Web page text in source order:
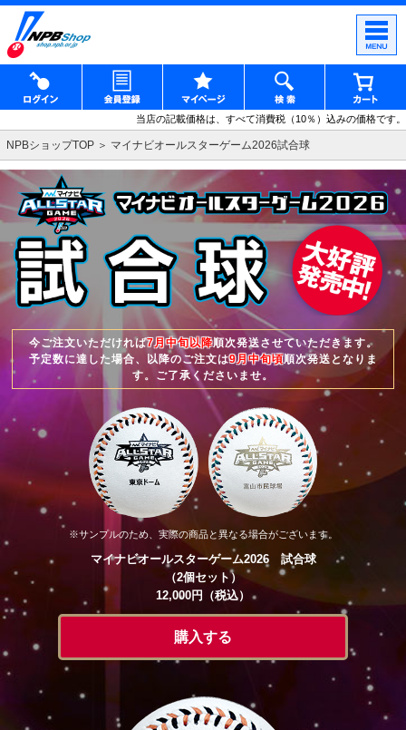
当店の記載価格は、すべて消費税（10％）込みの価格です。
NPBショップTOP マイナビオールスターゲーム2026試合球
今ご注文いただければ7月中旬以降順次発送させていただきます。
予定数に達した場合、以降のご注文は9月中旬頃順次発送となりま
す。ご了承くださいませ。
※サンプルのため、実際の商品と異なる場合がございます。
マイナビオールスターゲーム2026 試合球
（2個セット）
12,000円（税込）
購入する